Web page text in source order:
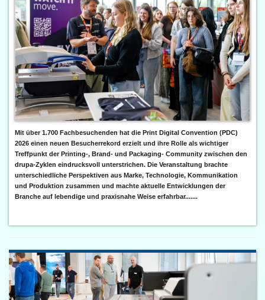
Mit über 1.700 Fachbesuchenden hat die Print Digital Convention (PDC)
2026 einen neuen Besucherrekord erzielt und ihre Rolle als wichtiger
Treffpunkt der Printing-, Brand- und Packaging- Community zwischen den
drupa-Zyklen eindrucksvoll unterstrichen. Die Veranstaltung brachte
unterschiedliche Perspektiven aus Marke, Technologie, Kommunikation
und Produktion zusammen und machte aktuelle Entwicklungen der
Branche auf lebendige und praxisnahe Weise erfahrbar.......